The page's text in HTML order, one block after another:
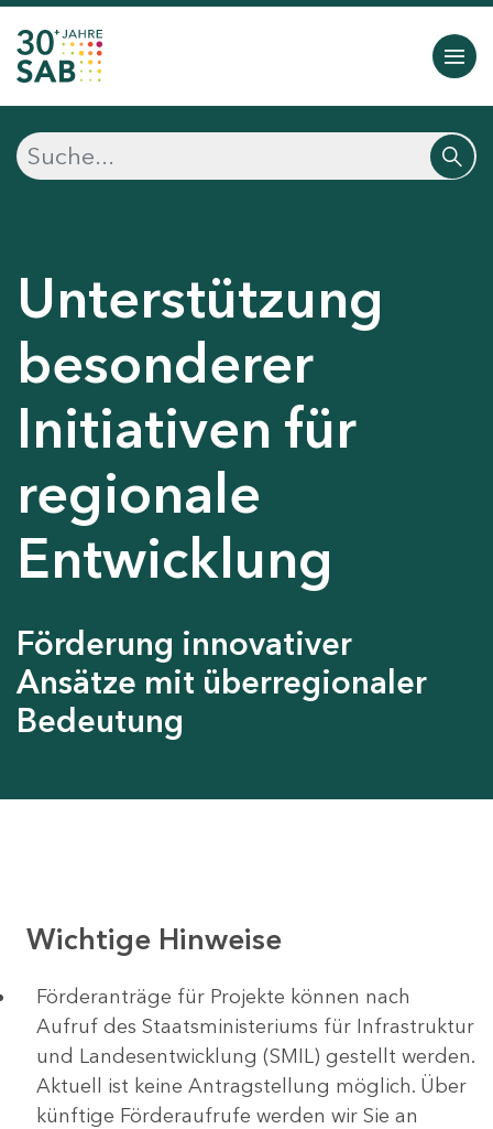
Unterstützung
besonderer
Initiativen für
regionale
Entwicklung
Förderung innovativer
Ansätze mit überregionaler
Bedeutung
Wichtige Hinweise
Förderanträge für Projekte können nach
Aufruf des Staatsministeriums für Infrastruktur
und Landesentwicklung (SMIL) gestellt werden.
Aktuell ist keine Antragstellung möglich. Über
künftige Förderaufrufe werden wir Sie an